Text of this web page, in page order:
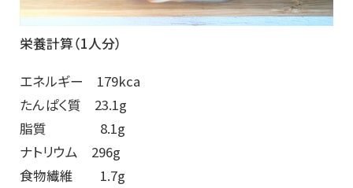
栄養計算（1人分）
エネルギー 179kca
たんぱく質 23.1g
脂質 8.1g
ナトリウム 296g
食物繊維 1.7g